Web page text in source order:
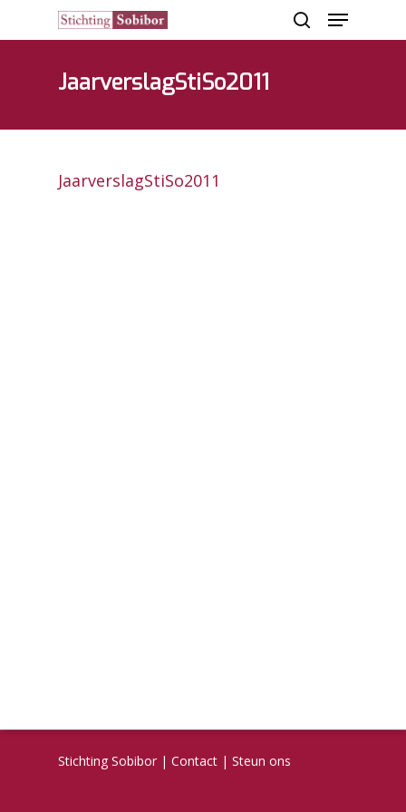
JaarverslagStiSo2011
JaarverslagStiSo2011
Stichting Sobibor | Contact | Steun ons